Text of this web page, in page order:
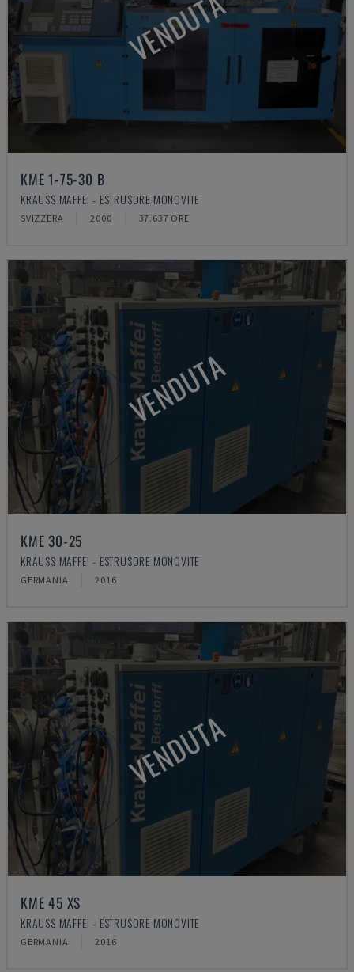
VENDUTA
KME 1-75-30 B
KRAUSS MAFFEI - ESTRUSORE MONOVITE
SVIZZERA 2000 37.637 ORE
VENDUTA
KME 30-25
KRAUSS MAFFEI - ESTRUSORE MONOVITE
GERMANIA 2016
VENDUTA
KME 45 XS
KRAUSS MAFFEI - ESTRUSORE MONOVITE
GERMANIA 2016